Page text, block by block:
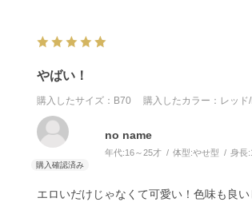
やばい！
購入したサイズ：B70 購入したカラー：レッド
no name
年代:16～25才 体型:やせ型 身長:
エロいだけじゃなくて可愛い！色味も良い